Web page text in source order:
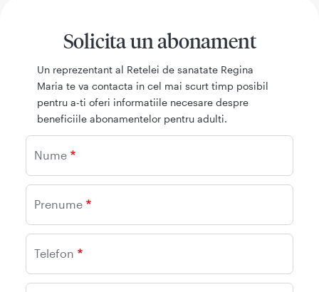
Solicita un abonament
Un reprezentant al Retelei de sanatate Regina
Maria te va contacta in cel mai scurt timp posibil
pentru a-ti oferi informatiile necesare despre
beneficiile abonamentelor pentru adulti.
Nume
Prenume
Telefon